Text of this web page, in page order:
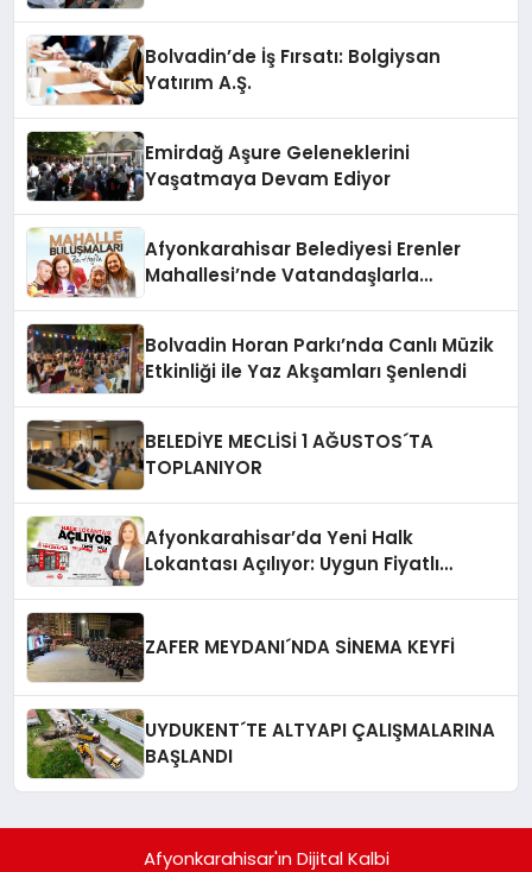
Bolvadin’de İş Fırsatı: Bolgiysan
Yatırım A.Ş.
Emirdağ Aşure Geleneklerini
Yaşatmaya Devam Ediyor
Afyonkarahisar Belediyesi Erenler
Mahallesi’nde Vatandaşlarla
Bolvadin Horan Parkı’nda Canlı Müzik
Etkinliği ile Yaz Akşamları Şenlendi
BELEDİYE MECLİSİ 1 AĞUSTOS´TA
TOPLANIYOR
Afyonkarahisar’da Yeni Halk
Lokantası Açılıyor: Uygun Fiyatlı
ZAFER MEYDANI´NDA SİNEMA KEYFİ
UYDUKENT´TE ALTYAPI ÇALIŞMALARINA
BAŞLANDI
Afyonkarahisar'ın Dijital Kalbi